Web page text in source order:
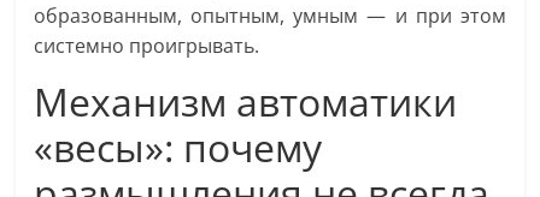
образованным, опытным, умным — и при этом
системно проигрывать.
Механизм автоматики
«весы»: почему